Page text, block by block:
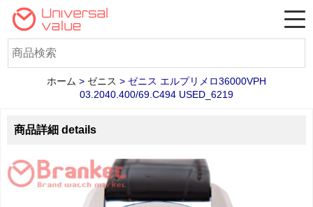
ホーム > ゼニス > ゼニス エルプリメロ36000VPH
03.2040.400/69.C494 USED_6219
商品詳細 details